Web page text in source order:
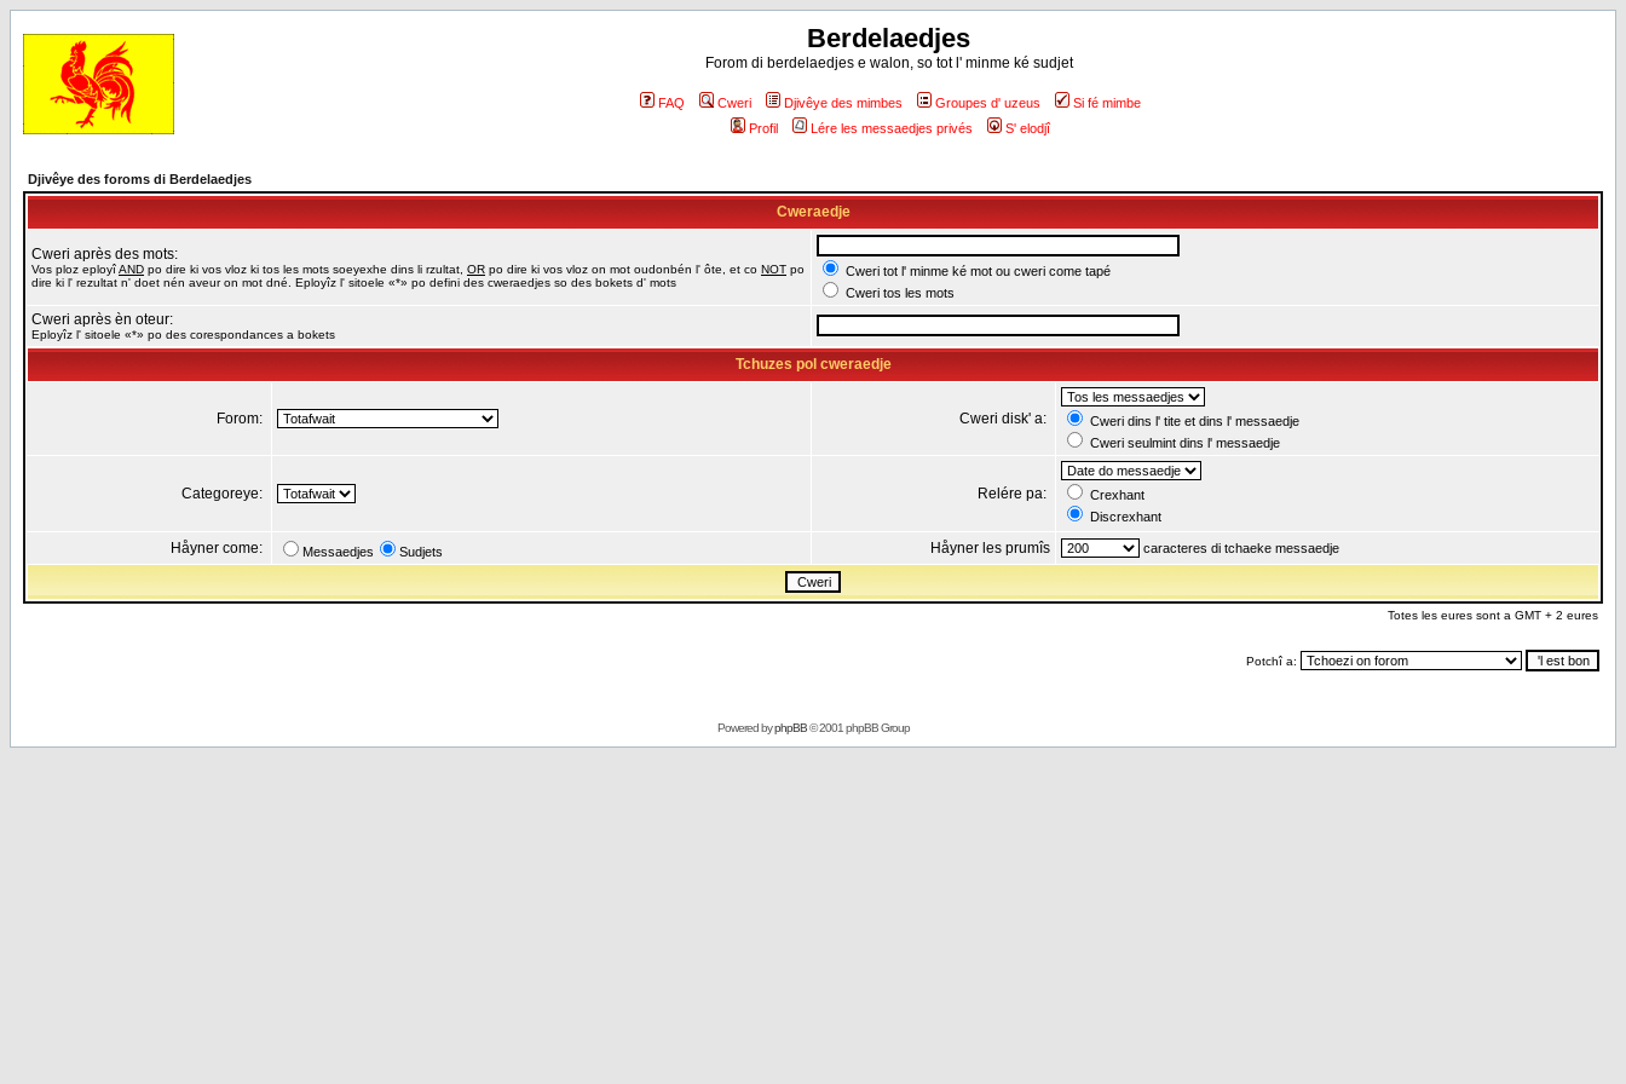
Berdelaedjes
Forom di berdelaedjes e walon, so tot l' minme ké sudjet
FAQ Cweri Djivêye des mimbes Groupes d' uzeus
Si fé mimbe
Profil
Lére les messaedjes privés S' elodjî
Djivêye des foroms di Berdelaedjes
Cweraedje
Cweri après des mots:
Vos ploz eployîAND po dire ki vos vloz ki tos les mots soeyexhe dins li rzultat, OR po dire ki vos vloz on mot oudonbén l' ôte, et co NOT po
dire ki l' rezultat n' doet nén aveur on mot dné. Eployîz l' sitoele «*» po defini des cweraedjes so des bokets d' mots
Cweri tot l' minme ké mot ou cweri come tapé
Cweri tos les mots
Cweri après èn oteur:
Eployîz l' sitoele «*» po des corespondances a bokets
Tchuzes pol cweraedje
Forom: Cweri disk' a:
Cweri dins l' tite et dins l' messaedje
Cweri seulmint dins l' messaedje
Categoreye: Relére pa:
Crexhant
Discrexhant
Håyner come: Messaedjes Sudjets Håyner les prumîs caracteres di tchaeke messaedje
Totes les eures sont a GMT + 2 eures
Potchî a:
Powered byphpBB© 2001 phpBB Group